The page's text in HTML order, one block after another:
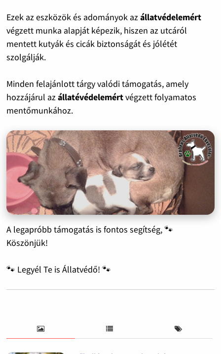
Ezek az eszközök és adományok azállatvédelemért
végzett munka alapját képezik, hiszen az utcáról
mentett kutyák és cicák biztonságát és jólétét
szolgálják.
Minden felajánlott tárgy valódi támogatás, amely
hozzájárul azállatévédelemértvégzett folyamatos
mentőmunkához.
A legapróbb támogatás is fontos segítség, 🐾
Köszönjük!
🐾 Legyél Te is Állatvédő! 🐾